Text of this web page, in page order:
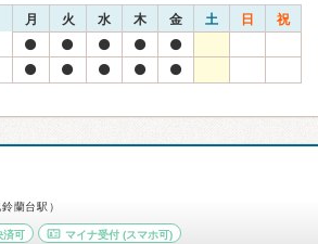
月 火 水 木 金 土 日 祝
蘭台駅）
済可 マイナ受付 (スマホ可)